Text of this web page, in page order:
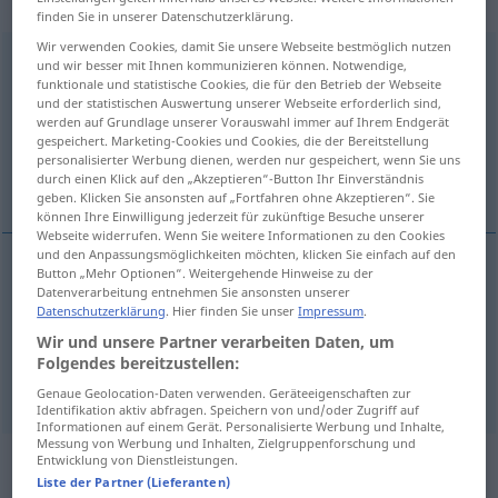
entschlossen [ɛntˈʃlɔsən]adjt
Übersicht aller Übersetzungen
(Für mehr Details die Übersetzung anklicken/antippen)
résolu, déterminé
résolu entschlossen
déterminé entschlossen
„entschlossen“
finden Sie in unserer Datenschutzerklärung.
Wir verwenden Cookies, damit Sie unsere Webseite bestmöglich nutzen
und wir besser mit Ihnen kommunizieren können. Notwendige,
funktionale und statistische Cookies, die für den Betrieb der Webseite
und der statistischen Auswertung unserer Webseite erforderlich sind,
werden auf Grundlage unserer Vorauswahl immer auf Ihrem Endgerät
gespeichert. Marketing-Cookies und Cookies, die der Bereitstellung
personalisierter Werbung dienen, werden nur gespeichert, wenn Sie uns
durch einen Klick auf den „Akzeptieren“-Button Ihr Einverständnis
geben. Klicken Sie ansonsten auf „Fortfahren ohne Akzeptieren“. Sie
können Ihre Einwilligung jederzeit für zukünftige Besuche unserer
Webseite widerrufen. Wenn Sie weitere Informationen zu den Cookies
und den Anpassungsmöglichkeiten möchten, klicken Sie einfach auf den
Button „Mehr Optionen“. Weitergehende Hinweise zu der
Datenverarbeitung entnehmen Sie ansonsten unserer
Datenschutzerklärung. Hier finden Sie unserImpressum.
Wir und unsere Partner verarbeiten Daten, um
Folgendes bereitzustellen:
Genaue Geolocation-Daten verwenden. Geräteeigenschaften zur
Identifikation aktiv abfragen. Speichern von und/oder Zugriff auf
Informationen auf einem Gerät. Personalisierte Werbung und Inhalte,
Messung von Werbung und Inhalten, Zielgruppenforschung und
Entwicklung von Dienstleistungen.
Liste der Partner (Lieferanten)